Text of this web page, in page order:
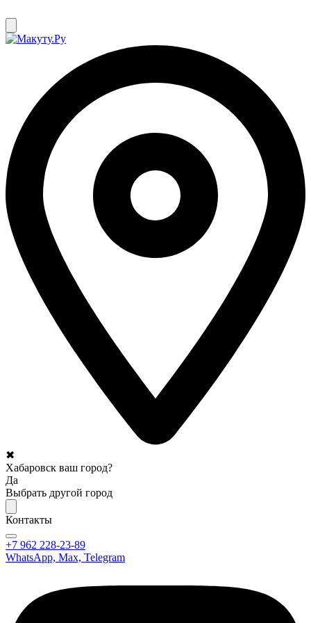
✖
Хабаровск ваш город?
Да
Выбрать другой город
Контакты
+7 962 228-23-89
WhatsApp, Max, Telegram